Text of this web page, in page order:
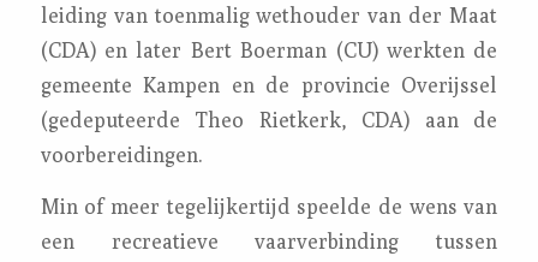
leiding van toenmalig wethouder van der Maat
(CDA) en later Bert Boerman (CU) werkten de
gemeente Kampen en de provincie Overijssel
(gedeputeerde Theo Rietkerk, CDA) aan de
voorbereidingen.
Min of meer tegelijkertijd speelde de wens van
een recreatieve vaarverbinding tussen